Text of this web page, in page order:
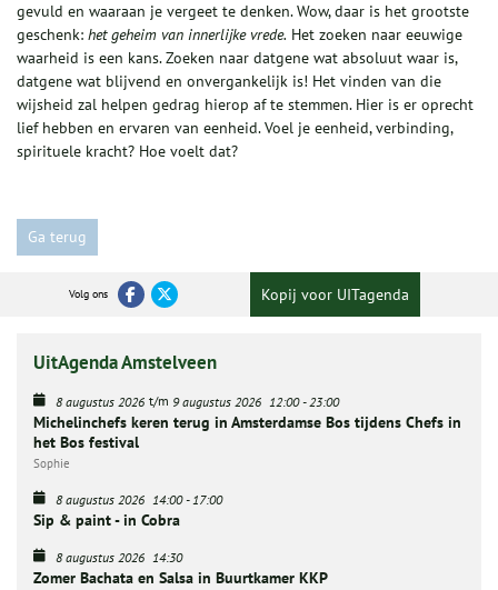
gevuld en waaraan je vergeet te denken. Wow, daar is het grootste
geschenk: het geheim van innerlijke vrede. Het zoeken naar eeuwige
waarheid is een kans. Zoeken naar datgene wat absoluut waar is,
datgene wat blijvend en onvergankelijk is! Het vinden van die
wijsheid zal helpen gedrag hierop af te stemmen. Hier is er oprecht
lief hebben en ervaren van eenheid. Voel je eenheid, verbinding,
spirituele kracht? Hoe voelt dat?
Ga terug
Volg ons Kopij voor UITagenda
UitAgenda Amstelveen
8 augustus 2026 t/m 9 augustus 2026 12:00-23:00
Michelinchefs keren terug in Amsterdamse Bos tijdens Chefs in
het Bos festival
Sophie
8 augustus 2026 14:00-17:00
Sip & paint - in Cobra
8 augustus 2026 14:30
Zomer Bachata en Salsa in Buurtkamer KKP